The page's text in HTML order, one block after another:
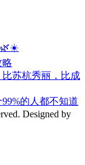
🌿☀️
苏杭秀丽，比成
的人都不知道
Designed by